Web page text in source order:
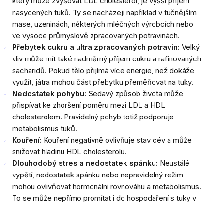
nasycených tuků. Ty se nacházejí například v tučnějším
mase, uzeninách, některých mléčných výrobcích nebo
ve vysoce průmyslově zpracovaných potravinách.
Přebytek cukru a ultra zpracovaných potravin: Velký
vliv může mít také nadměrný příjem cukru a rafinovaných
sacharidů. Pokud tělo přijímá více energie, než dokáže
využít, játra mohou část přebytku přeměňovat na tuky.
Nedostatek pohybu: Sedavý způsob života může
přispívat ke zhoršení poměru mezi LDL a HDL
cholesterolem. Pravidelný pohyb totiž podporuje
metabolismus tuků.
Kouření: Kouření negativně ovlivňuje stav cév a může
snižovat hladinu HDL cholesterolu.
Dlouhodobý stres a nedostatek spánku: Neustálé
vypětí, nedostatek spánku nebo nepravidelný režim
mohou ovlivňovat hormonální rovnováhu a metabolismus.
To se může nepřímo promítat i do hospodaření s tuky v